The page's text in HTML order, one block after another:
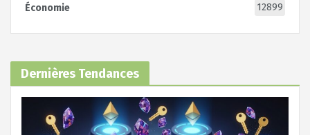
Économie 12899
Dernières Tendances